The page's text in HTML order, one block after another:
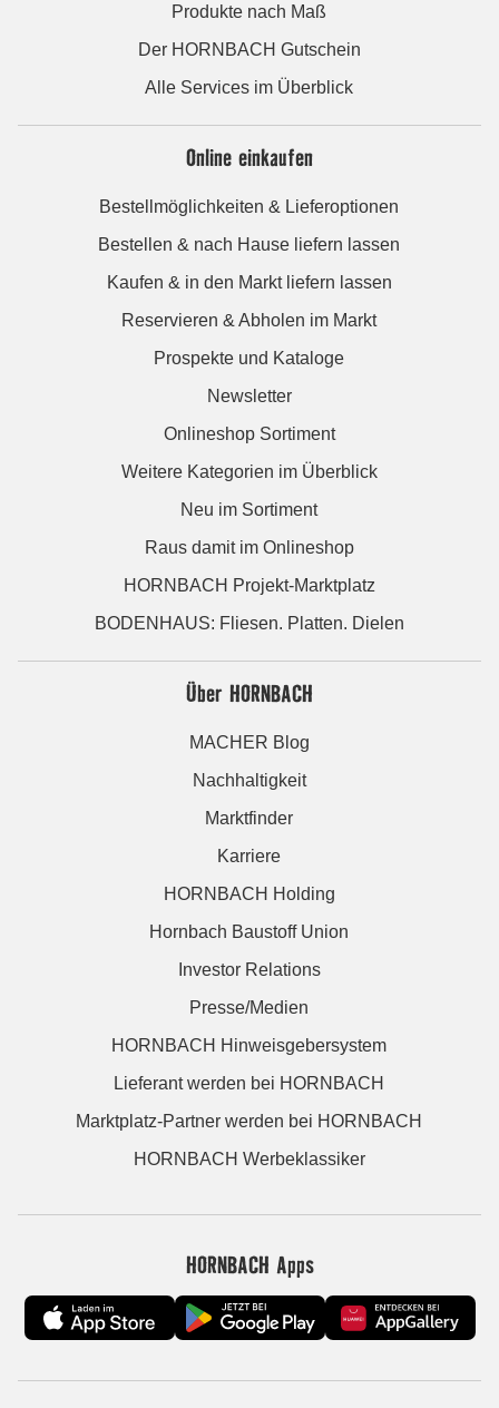
Produkte nach Maß
Der HORNBACH Gutschein
Alle Services im Überblick
Online einkaufen
Bestellmöglichkeiten & Lieferoptionen
Bestellen & nach Hause liefern lassen
Kaufen & in den Markt liefern lassen
Reservieren & Abholen im Markt
Prospekte und Kataloge
Newsletter
Onlineshop Sortiment
Weitere Kategorien im Überblick
Neu im Sortiment
Raus damit im Onlineshop
HORNBACH Projekt-Marktplatz
BODENHAUS: Fliesen. Platten. Dielen
Über HORNBACH
MACHER Blog
Nachhaltigkeit
Marktfinder
Karriere
HORNBACH Holding
Hornbach Baustoff Union
Investor Relations
Presse/Medien
HORNBACH Hinweisgebersystem
Lieferant werden bei HORNBACH
Marktplatz-Partner werden bei HORNBACH
HORNBACH Werbeklassiker
HORNBACH Apps